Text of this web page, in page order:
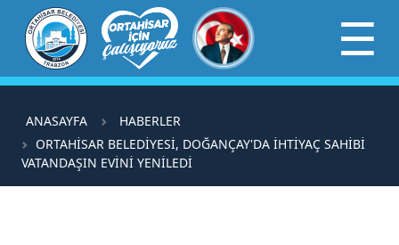
×
☰
ANASAYFA
HABERLER
ORTAHİSAR BELEDİYESİ, DOĞANÇAY'DA İHTİYAÇ SAHİBİ
VATANDAŞIN EVİNİ YENİLEDİ